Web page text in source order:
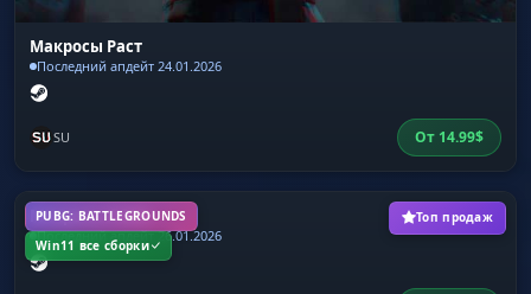
Макросы Раст
Последний апдейт 24.01.2026
SU От 14.99$
PUBG: BATTLEGROUNDS
Win11 все сборки
Топ продаж
Макросы PUBG
Последний апдейт 26.01.2026